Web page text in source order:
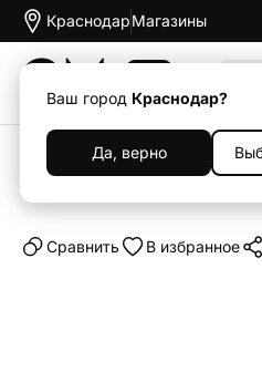
Краснодар
Ваш город Краснодар?
Да, верно
Магазины
Каталог Гейминг
Подписка
Cравнить В избранное